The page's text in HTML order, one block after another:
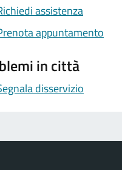
assistenza
appuntamento
in città
disservizio